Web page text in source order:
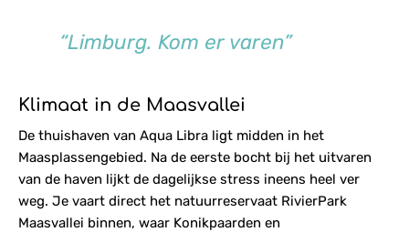
“Limburg. Kom er varen”
Klimaat in de Maasvallei
De thuishaven van Aqua Libra ligt midden in het
Maasplassengebied. Na de eerste bocht bij het uitvaren
van de haven lijkt de dagelijkse stress ineens heel ver
weg. Je vaart direct het natuurreservaat RivierPark
Maasvallei binnen, waar Konikpaarden en